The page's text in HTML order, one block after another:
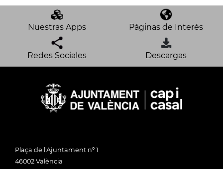
Nuestras Apps Páginas de Interés
Redes Sociales Descargas
Plaça de l'Ajuntament nº 1
46002 València